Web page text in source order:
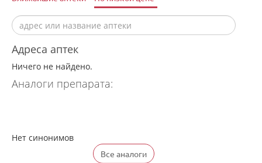
Адреса аптек
Ничего не найдено.
Аналоги препарата:
Нет синонимов
Все аналоги